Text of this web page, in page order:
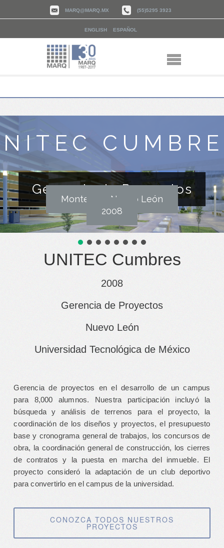
MARQ@MARQ.MX (55)5295 3923
ENGLISH ESPAÑOL
Gerencia de Proyectos
Monterrey, Nuevo León
2008
UNITEC Cumbres
2008
Gerencia de Proyectos
Nuevo León
Universidad Tecnológica de México
Gerencia de proyectos en el desarrollo de un campus
para 8,000 alumnos. Nuestra participación incluyó la
búsqueda y análisis de terrenos para el proyecto, la
coordinación de los diseños y proyectos, el presupuesto
base y cronograma general de trabajos, los concursos de
obra, la coordinación general de construcción, los cierres
de contratos y la puesta en marcha del inmueble. El
proyecto consideró la adaptación de un club deportivo
para convertirlo en el campus de la universidad.
CONOZCA TODOS NUESTROS
PROYECTOS